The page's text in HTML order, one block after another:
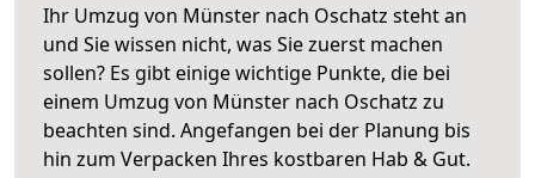
Ihr Umzug von Münster nach Oschatz steht an
und Sie wissen nicht, was Sie zuerst machen
sollen? Es gibt einige wichtige Punkte, die bei
einem Umzug von Münster nach Oschatz zu
beachten sind. Angefangen bei der Planung bis
hin zum Verpacken Ihres kostbaren Hab & Gut.